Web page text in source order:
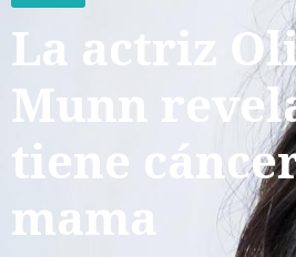
La actriz
Munn
tiene
mama